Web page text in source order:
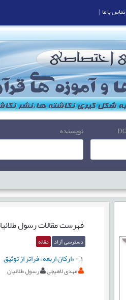
نویسنده
فهرست مقالاترسول
دسترسی آزاد مقاله
1
-«ارکان اربعه» فراتر از توثیق
مهدی لاهیجی رسول طلائیان
تماس با ما |